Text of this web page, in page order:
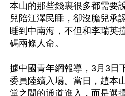
本山的那些錢裏很多都需要
兒陪江澤民睡，卻沒膽兒承
睡到中南海，不但和李瑞英
碼兩條人命。
據中國青年網報導，3月3日
委員陸續入場。當日，趙本
堂之間的通道進入，而是選